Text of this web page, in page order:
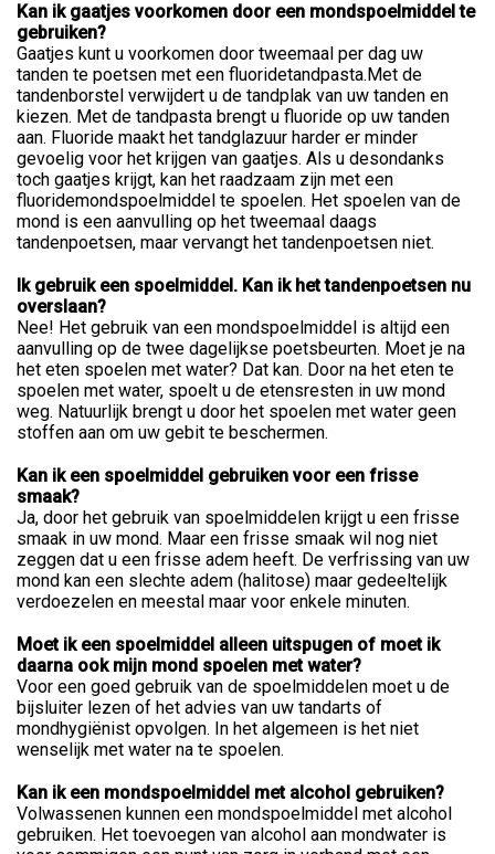
Kan ik gaatjes voorkomen door een mondspoelmiddel te
gebruiken?
Gaatjes kunt u voorkomen door tweemaal per dag uw
tanden te poetsen met een fluoridetandpasta.Met de
tandenborstel verwijdert u de tandplak van uw tanden en
kiezen. Met de tandpasta brengt u fluoride op uw tanden
aan. Fluoride maakt het tandglazuur harder er minder
gevoelig voor het krijgen van gaatjes. Als u desondanks
toch gaatjes krijgt, kan het raadzaam zijn met een
fluoridemondspoelmiddel te spoelen. Het spoelen van de
mond is een aanvulling op het tweemaal daags
tandenpoetsen, maar vervangt het tandenpoetsen niet.
Ik gebruik een spoelmiddel. Kan ik het tandenpoetsen nu
overslaan?
Nee! Het gebruik van een mondspoelmiddel is altijd een
aanvulling op de twee dagelijkse poetsbeurten. Moet je na
het eten spoelen met water? Dat kan. Door na het eten te
spoelen met water, spoelt u de etensresten in uw mond
weg. Natuurlijk brengt u door het spoelen met water geen
stoffen aan om uw gebit te beschermen.
Kan ik een spoelmiddel gebruiken voor een frisse
smaak?
Ja, door het gebruik van spoelmiddelen krijgt u een frisse
smaak in uw mond. Maar een frisse smaak wil nog niet
zeggen dat u een frisse adem heeft. De verfrissing van uw
mond kan een slechte adem (halitose) maar gedeeltelijk
verdoezelen en meestal maar voor enkele minuten.
Moet ik een spoelmiddel alleen uitspugen of moet ik
daarna ook mijn mond spoelen met water?
Voor een goed gebruik van de spoelmiddelen moet u de
bijsluiter lezen of het advies van uw tandarts of
mondhygiënist opvolgen. In het algemeen is het niet
wenselijk met water na te spoelen.
Kan ik een mondspoelmiddel met alcohol gebruiken?
Volwassenen kunnen een mondspoelmiddel met alcohol
gebruiken. Het toevoegen van alcohol aan mondwater is